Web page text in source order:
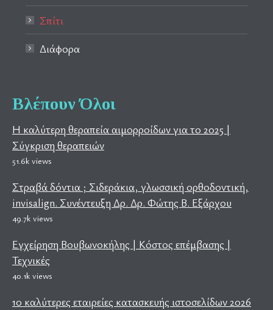
Σπίτι
Διάφορα
Βλέπουν Όλοι
Η καλύτερη θεραπεία αιμορροίδων για το 2025 |
Σύγκριση θεραπειών
51.6k views
Στραβά δόντια ; Σιδεράκια, γλωσσική ορθοδοντική,
invisalign. Συνέντευξη Δρ. Δρ. Φώτης Β. Εξάρχου
49.7k views
Εγχείρηση Βουβωνοκήλης | Κόστος επέμβασης |
Τεχνικές
40.1k views
10 καλύτερες εταιρείες κατασκευής ιστοσελίδων 2026